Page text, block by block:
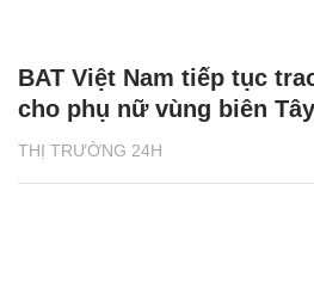
THỊ TRƯỜNG 24H
BAT Việt Nam tiếp tục
cho phụ nữ vùng biên